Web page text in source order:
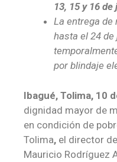
13, 15 y 16
La entrega de
hasta el 24
por blindaje
Ibagué, Tolima, 10
dignidad mayor de
en condición de
Tolima, el director
Mauricio Rodríguez